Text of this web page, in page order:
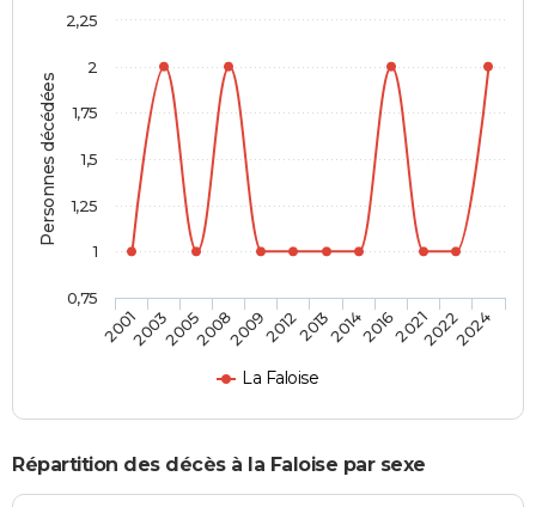
Personnes décédées
La Faloise
200120032005200820092012201320142016202120222024
0,75
1
1,25
1,5
1,75
2
2,25
Répartition des décès à la Faloise par sexe